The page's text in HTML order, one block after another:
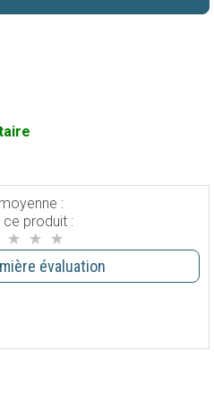
:
ce produit :
évaluation